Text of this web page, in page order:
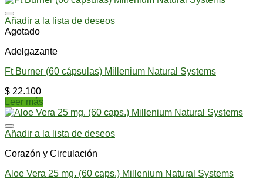
Añadir a la lista de deseos
Agotado
Adelgazante
Ft Burner (60 cápsulas) Millenium Natural Systems
$ 22.100
Leer más
Añadir a la lista de deseos
Corazón y Circulación
Aloe Vera 25 mg. (60 caps.) Millenium Natural Systems